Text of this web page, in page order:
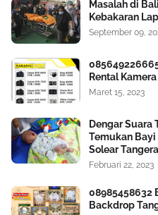
Masalah di
Kebakaran
September 09,
Rental
Maret 15, 2023
Dengar Suara
Temukan
Solear
Februari 22, 2023
08985458632
Backdrop